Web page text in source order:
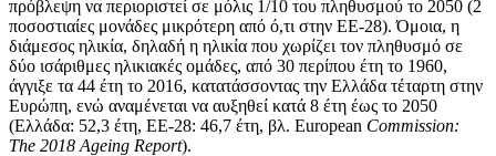
πρόβλεψη να περιοριστεί σε μόλις 1/10 του πληθυσμού το 2050 (2
ποσοστιαίες μονάδες μικρότερη από ό,τι στην ΕΕ-28). Όμοια, η
διάμεσος ηλικία, δηλαδή η ηλικία που χωρίζει τον πληθυσμό σε
δύο ισάριθμες ηλικιακές ομάδες, από 30 περίπου έτη το 1960,
άγγιξε τα 44 έτη το 2016, κατατάσσοντας την Ελλάδα τέταρτη στην
Ευρώπη, ενώ αναμένεται να αυξηθεί κατά 8 έτη έως το 2050
(Ελλάδα: 52,3 έτη, ΕΕ-28: 46,7 έτη, βλ. European Commission:
The 2018 Ageing Report).